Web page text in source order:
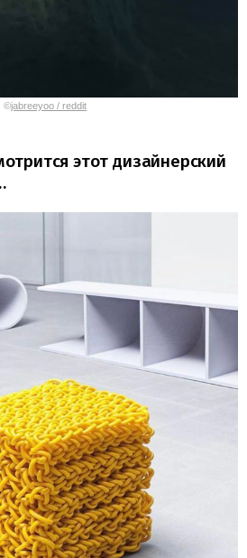
©jabreeyoo / reddit
этот дизайнерский